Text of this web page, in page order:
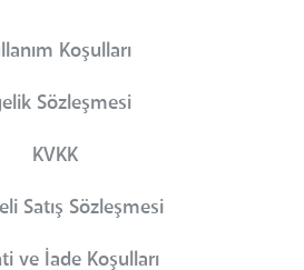
Koşulları
Sözleşmesi
KVKK
Satış Sözleşmesi
ve İade Koşulları